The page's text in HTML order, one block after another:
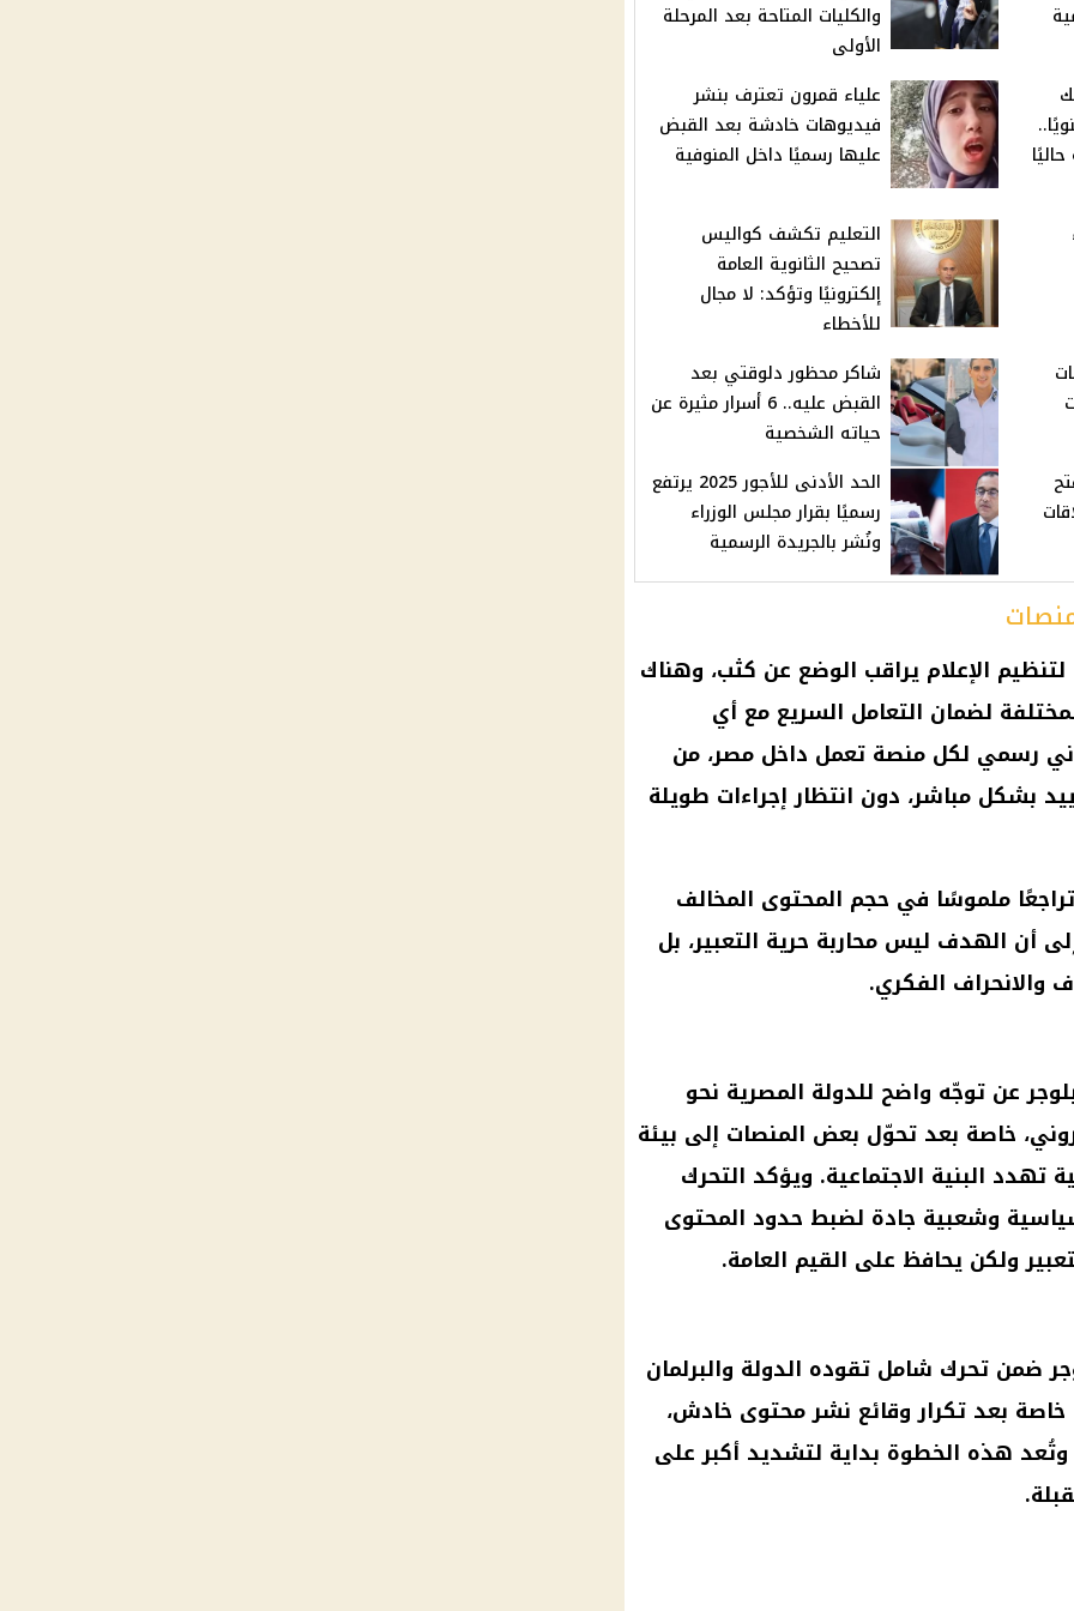
والكليات المتاحة بعد المرحلة
الأولى
سنويًا..
علياء قمرون تعترف بنشر
فيديوهات خادشة بعد القبض
عليها رسميًا داخل المنوفية
التعليم تكشف كواليس
تصحيح الثانوية العامة
إلكترونيًا وتؤكد: لا مجال
للأخطاء
شاكر محظور دلوقتي بعد
القبض عليه.. 6 أسرار مثيرة عن
حياته الشخصية
فتح
الحد الأدنى للأجور 2025 يرتفع
رسميًا بقرار مجلس الوزراء
ونُشر بالجريدة الرسمية
الإعلام يراقب الوضع عن كثب، وهناك
لضمان التعامل السريع مع أي
رسمي لكل منصة تعمل داخل مصر، من
بشكل مباشر، دون انتظار إجراءات طويلة
ملموسًا في حجم المحتوى المخالف
أن الهدف ليس محاربة حرية التعبير، بل
والانحراف الفكري.
الحملة القانونية ضد 11 بلوجر عن توجّه واضح للدولة المصرية نحو
خاصة بعد تحوّل بعض المنصات إلى بيئة
تهدد البنية الاجتماعية. ويؤكد التحرك
سياسية وشعبية جادة لضبط حدود المحتوى
ولكن يحافظ على القيم العامة.
القانونية ضد 11 بلوجر ضمن تحرك شامل تقوده الدولة والبرلمان
بعد تكرار وقائع نشر محتوى خادش،
وتُعد هذه الخطوة بداية لتشديد أكبر على